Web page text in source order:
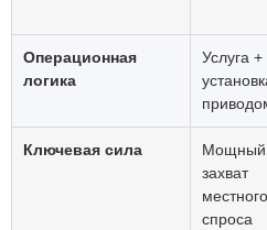
Операционная
логика
Услуга +
Ключевая сила
Мощный
захват
местного
спроса